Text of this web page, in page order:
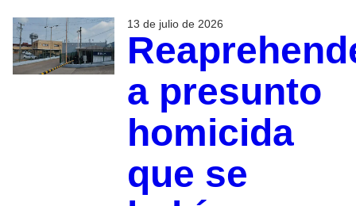
13 de julio de 2026
a presunto
homicida
que se